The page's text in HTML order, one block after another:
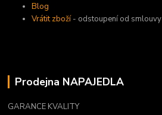
Blog
Vrátit zboží- odstoupení od smlouvy
Prodejna NAPAJEDLA
GARANCE KVALITY